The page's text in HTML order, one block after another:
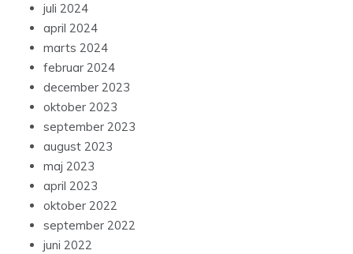
juli 2024
april 2024
marts 2024
februar 2024
december 2023
oktober 2023
september 2023
august 2023
maj 2023
april 2023
oktober 2022
september 2022
juni 2022